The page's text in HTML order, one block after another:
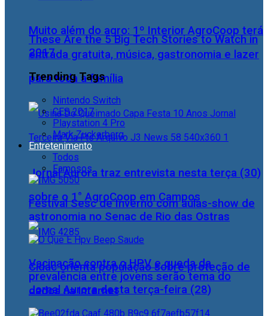
Muito além do agro: 1º Interior AgroCoop terá
entrada gratuita, música, gastronomia e lazer
para toda a família
Jornal Aurora traz entrevista nesta terça (30)
sobre o 1° AgroCoop em Campos
Cidac orienta população sobre proteção de
dados na internet
These Are the 5 Big Tech Stories to Watch in
2017
Trending Tags
Nintendo Switch
CES 2017
Playstation 4 Pro
Mark Zuckerberg
Entretenimento
Todos
Famosos
Festival Sesc de Inverno com aulas-show de
astronomia no Senac de Rio das Ostras
Vacinação contra o HPV e queda da
prevalência entre jovens serão tema do
Jornal Aurora desta terça-feira (28)